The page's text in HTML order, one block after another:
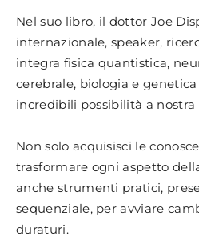
Nel suo libro, il dottor Joe
internazionale, speaker,
integra fisica quantistica,
cerebrale, biologia e
incredibili possibilità a nostra
Non solo acquisisci le
trasformare ogni aspetto
anche strumenti pratici,
sequenziale, per avviare
duraturi.